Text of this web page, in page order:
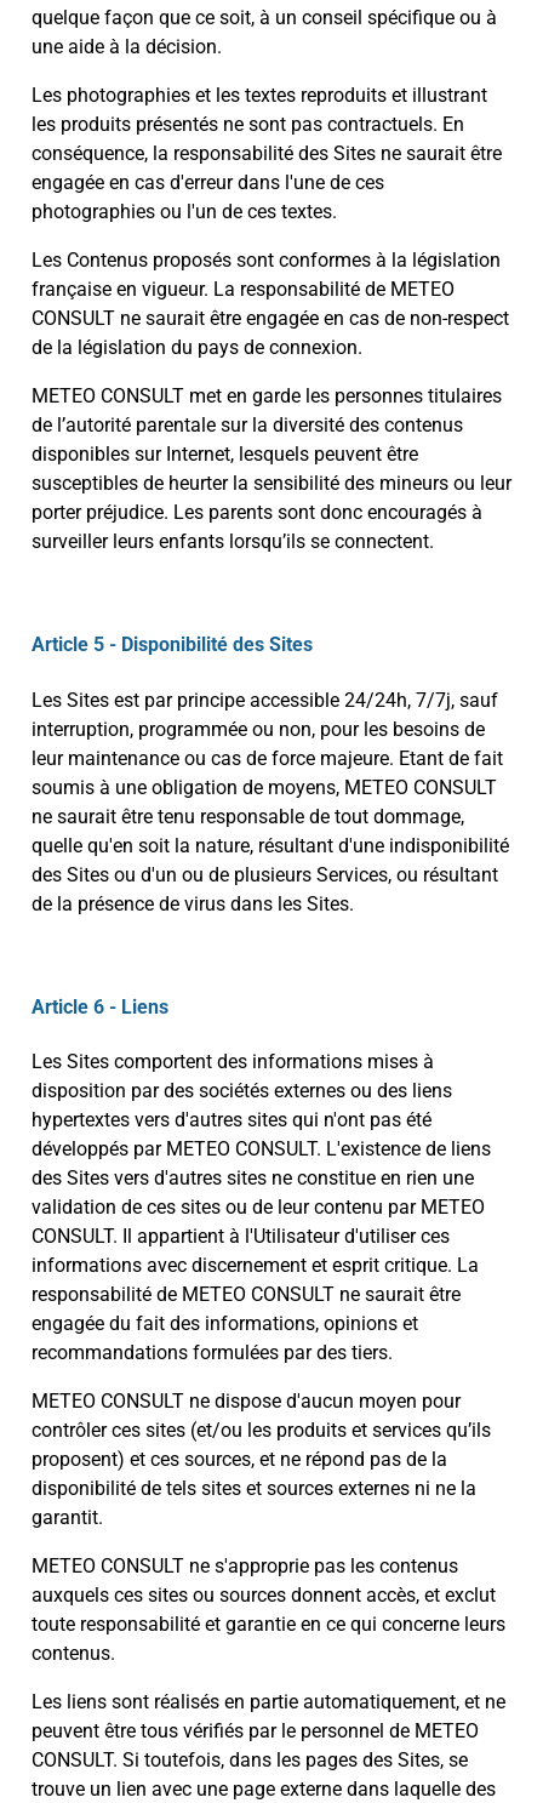
quelque façon que ce soit, à un conseil spécifique ou à
une aide à la décision.
Les photographies et les textes reproduits et illustrant
les produits présentés ne sont pas contractuels. En
conséquence, la responsabilité des Sites ne saurait être
engagée en cas d'erreur dans l'une de ces
photographies ou l'un de ces textes.
Les Contenus proposés sont conformes à la législation
française en vigueur. La responsabilité de METEO
CONSULT ne saurait être engagée en cas de non-respect
de la législation du pays de connexion.
METEO CONSULT met en garde les personnes titulaires
de l’autorité parentale sur la diversité des contenus
disponibles sur Internet, lesquels peuvent être
susceptibles de heurter la sensibilité des mineurs ou leur
porter préjudice. Les parents sont donc encouragés à
surveiller leurs enfants lorsqu’ils se connectent.
Article 5 - Disponibilité des Sites
Les Sites est par principe accessible 24/24h, 7/7j, sauf
interruption, programmée ou non, pour les besoins de
leur maintenance ou cas de force majeure. Etant de fait
soumis à une obligation de moyens, METEO CONSULT
ne saurait être tenu responsable de tout dommage,
quelle qu'en soit la nature, résultant d'une indisponibilité
des Sites ou d'un ou de plusieurs Services, ou résultant
de la présence de virus dans les Sites.
Article 6 - Liens
Les Sites comportent des informations mises à
disposition par des sociétés externes ou des liens
hypertextes vers d'autres sites qui n'ont pas été
développés par METEO CONSULT. L'existence de liens
des Sites vers d'autres sites ne constitue en rien une
validation de ces sites ou de leur contenu par METEO
CONSULT. Il appartient à l'Utilisateur d'utiliser ces
informations avec discernement et esprit critique. La
responsabilité de METEO CONSULT ne saurait être
engagée du fait des informations, opinions et
recommandations formulées par des tiers.
METEO CONSULT ne dispose d'aucun moyen pour
contrôler ces sites (et/ou les produits et services qu’ils
proposent) et ces sources, et ne répond pas de la
disponibilité de tels sites et sources externes ni ne la
garantit.
METEO CONSULT ne s'approprie pas les contenus
auxquels ces sites ou sources donnent accès, et exclut
toute responsabilité et garantie en ce qui concerne leurs
contenus.
Les liens sont réalisés en partie automatiquement, et ne
peuvent être tous vérifiés par le personnel de METEO
CONSULT. Si toutefois, dans les pages des Sites, se
trouve un lien avec une page externe dans laquelle des